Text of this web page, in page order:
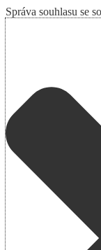
Správa souhlasu se